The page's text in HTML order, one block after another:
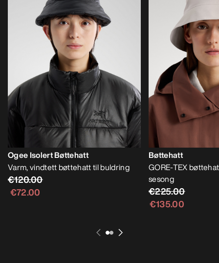
Ogee Isolert Bøttehatt
Varm, vindtett bøttehatt til buldring
€120.00
€72.00
Bøttehatt
GORE-TEX
sesong
€225.00
€135.00